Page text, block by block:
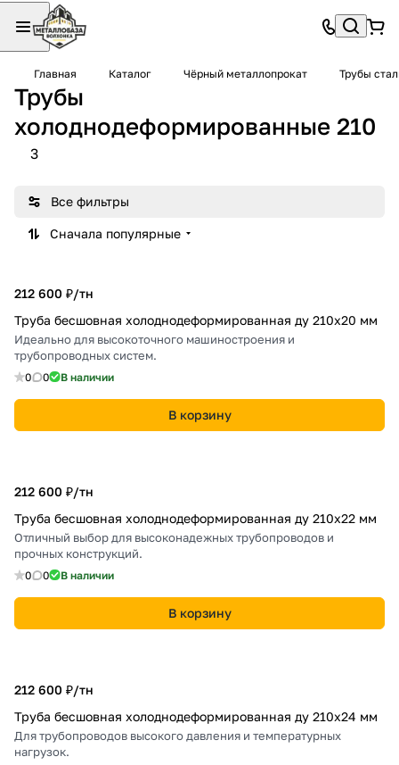
Главная Каталог Чёрный металлопрокат Трубы
Трубы
холоднодеформированные 210
3
Все фильтры
Сначала популярные
212 600 ₽/тн
Труба бесшовная холоднодеформированная ду 210х20 мм
Идеально для высокоточного машиностроения и
трубопроводных систем.
0 0 В наличии
В корзину
212 600 ₽/тн
Труба бесшовная холоднодеформированная ду 210х22 мм
Отличный выбор для высоконадежных трубопроводов и
прочных конструкций.
0 0 В наличии
В корзину
212 600 ₽/тн
Труба бесшовная холоднодеформированная ду 210х24 мм
Для трубопроводов высокого давления и температурных
нагрузок.